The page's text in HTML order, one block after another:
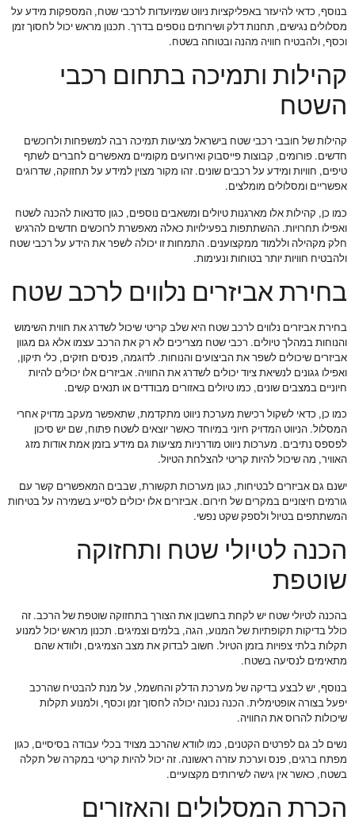
בנוסף, כדאי להיעזר באפליקציות ניווט שמיועדות לרכבי שטח, המספקות מידע על
מסלולים נגישים, תחנות דלק ושירותים נוספים בדרך. תכנון מראש יכול לחסוך זמן
וכסף, ולהבטיח חוויה מהנה ובטוחה בשטח.
קהילות ותמיכה בתחום רכבי
השטח
קהילות של חובבי רכבי שטח בישראל מציעות תמיכה רבה למשפחות ולרוכשים
חדשים. פורומים, קבוצות פייסבוק ואירועים מקומיים מאפשרים לחברים לשתף
טיפים, חוויות ומידע על רכבים שונים. זהו מקור מצוין למידע על תחזוקה, שדרוגים
אפשריים ומסלולים מומלצים.
כמו כן, קהילות אלו מארגנות טיולים ומשאבים נוספים, כגון סדנאות להכנה לשטח
ואפילו תחרויות. ההשתתפות בפעילויות כאלה מאפשרת לרוכשים חדשים להרגיש
חלק מקהילה וללמוד ממקצוענים. התמחות זו יכולה לשפר את הידע על רכבי שטח
ולהבטיח חוויות יותר בטוחות ונעימות.
בחירת אביזרים נלווים לרכב שטח
בחירת אביזרים נלווים לרכב שטח היא שלב קריטי שיכול לשדרג את חווית השימוש
והנוחות במהלך טיולים. רכבי שטח מצריכים לא רק את הרכב עצמו אלא גם מגוון
אביזרים שיכולים לשפר את הביצועים והנוחות. לדוגמה, פנסים חזקים, כלי תיקון,
ואפילו גגונים לנשיאת ציוד יכולים לשדרג את החוויה. אביזרים אלו יכולים להיות
חיוניים במצבים שונים, כמו טיולים באזורים מבודדים או תנאים קשים.
כמו כן, כדאי לשקול רכישת מערכת ניווט מתקדמת, שתאפשר מעקב מדויק אחרי
המסלול. הניווט המדויק חיוני במיוחד כאשר יוצאים לשטח פתוח, שם יש סיכון
לפספס נתיבים. מערכות ניווט מודרניות מציעות גם מידע בזמן אמת אודות מזג
האוויר, מה שיכול להיות קריטי להצלחת הטיול.
ישנם גם אביזרים לבטיחות, כגון מערכות תקשורת, שבבים המאפשרים קשר עם
גורמים חיצוניים במקרים של חירום. אביזרים אלו יכולים לסייע בשמירה על בטיחות
המשתתפים בטיול ולספק שקט נפשי.
הכנה לטיולי שטח ותחזוקה
שוטפת
בהכנה לטיולי שטח יש לקחת בחשבון את הצורך בתחזוקה שוטפת של הרכב. זה
כולל בדיקות תקופתיות של המנוע, הגה, בלמים וצמיגים. תכנון מראש יכול למנוע
תקלות בלתי צפויות בזמן הטיול. חשוב לבדוק את מצב הצמיגים, ולוודא שהם
מתאימים לנסיעה בשטח.
בנוסף, יש לבצע בדיקה של מערכת הדלק והחשמל, על מנת להבטיח שהרכב
יפעל בצורה אופטימלית. הכנה נכונה יכולה לחסוך זמן וכסף, ולמנוע תקלות
שיכולות להרוס את החוויה.
נשים לב גם לפרטים הקטנים, כמו לוודא שהרכב מצויד בכלי עבודה בסיסיים, כגון
מפתח ברגים, פנס וערכת עזרה ראשונה. זה יכול להיות קריטי במקרה של תקלה
בשטח, כאשר אין גישה לשירותים מקצועיים.
הכרת המסלולים והאזורים